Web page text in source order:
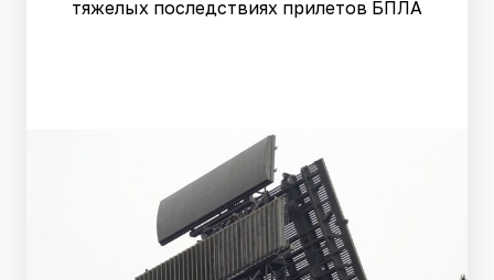
тяжелых последствиях прилетов БПЛА